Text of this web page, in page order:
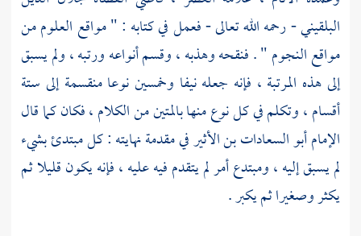
البلقيني- رحمه الله تعالى - فعمل في كتابه : " مواقع العلوم من
مواقع النجوم " . فنقحه وهذبه ، وقسم أنواعه ورتبه ، ولم يسبق
إلى هذه المرتبة ، فإنه جعله نيفا وخمسين نوعا منقسمة إلى ستة
أقسام ، وتكلم في كل نوع منها بالمتين من الكلام ، فكان كما قال
الإمام أبو السعادات بن الأثيرفي مقدمة نهايته : كل مبتدئ بشيء
لم يسبق إليه ، ومبتدع أمر لم يتقدم فيه عليه ، فإنه يكون قليلا ثم
يكثر وصغيرا ثم يكبر .